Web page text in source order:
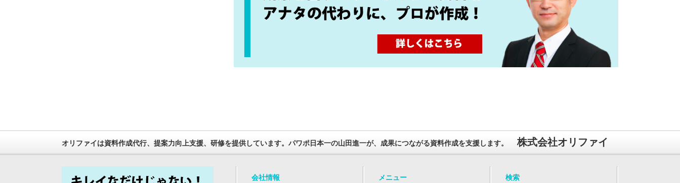
オリファイは資料作成代行、提案力向上支援、研修を提供しています。パワポ日本一の山田進一が、成果につながる資料作成を支援します。 株式会社オリファイ
会社情報 メニュー 検索